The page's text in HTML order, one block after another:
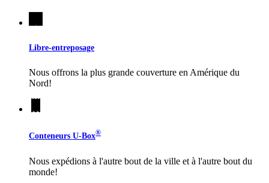
Libre-entreposage
Nous offrons la plus grande couverture en Amérique du
Nord!
Conteneurs U-Box®
Nous expédions à l'autre bout de la ville et à l'autre bout du
monde!